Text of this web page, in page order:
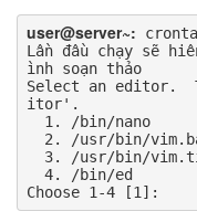
user@server~:
Lần đầu chạy sẽ
ình soạn thảo
Select an editor.
itor'.
Choose 1-4 [1]: